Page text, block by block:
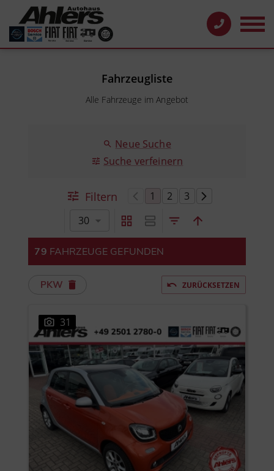
Fahrzeugliste
Alle Fahrzeuge im Angebot
Neue Suche
Suche verfeinern
Filtern 1 2
3
30
79 FAHRZEUGE GEFUNDEN
PKW ZURÜCKSETZEN
31